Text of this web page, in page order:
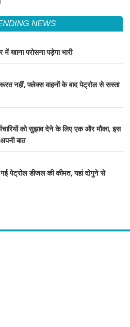
NEWS
खाना परोसना पड़ेगा भारी
नहीं, फ्लेक्स वाहनों के बाद पेट्रोल से सस्ता
को सुझाव देने के लिए एक और मौका, इस
बात
पेट्रोल डीजल की कीमत, यहां दोगुने से